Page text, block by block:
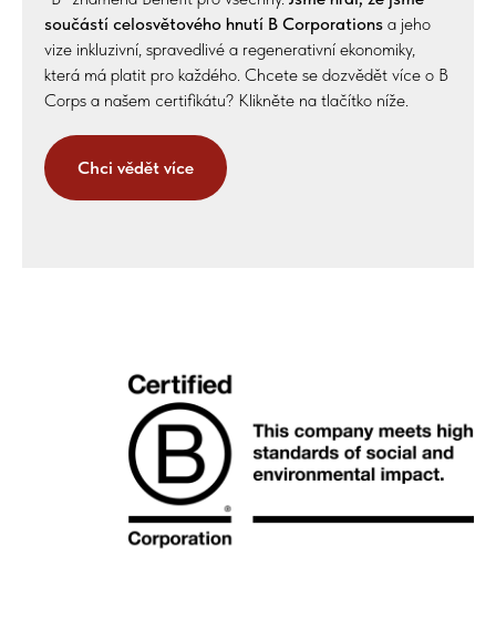
součástí celosvětového hnutí B Corporations a jeho
vize inkluzivní, spravedlivé a regenerativní ekonomiky,
která má platit pro každého. Chcete se dozvědět více o B
Corps a našem certifikátu? Klikněte na tlačítko níže.
Chci vědět více